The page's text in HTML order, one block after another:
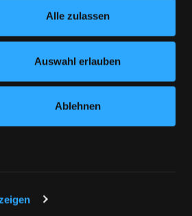
Alle zulassen
Auswahl erlauben
Ablehnen